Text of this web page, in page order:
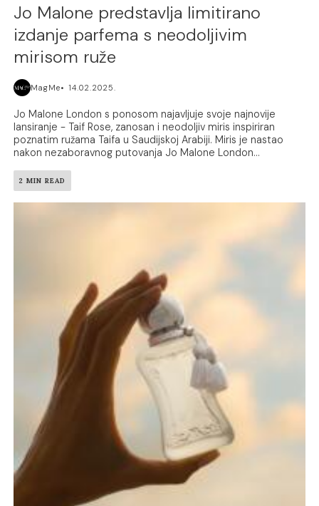
Jo Malone predstavlja limitirano
izdanje parfema s neodoljivim
mirisom ruže
MagMe 14.02.2025.
Jo Malone London s ponosom najavljuje svoje najnovije
lansiranje - Taif Rose, zanosan i neodoljiv miris inspiriran
poznatim ružama Taifa u Saudijskoj Arabiji. Miris je nastao
nakon nezaboravnog putovanja Jo Malone London...
2 MIN READ